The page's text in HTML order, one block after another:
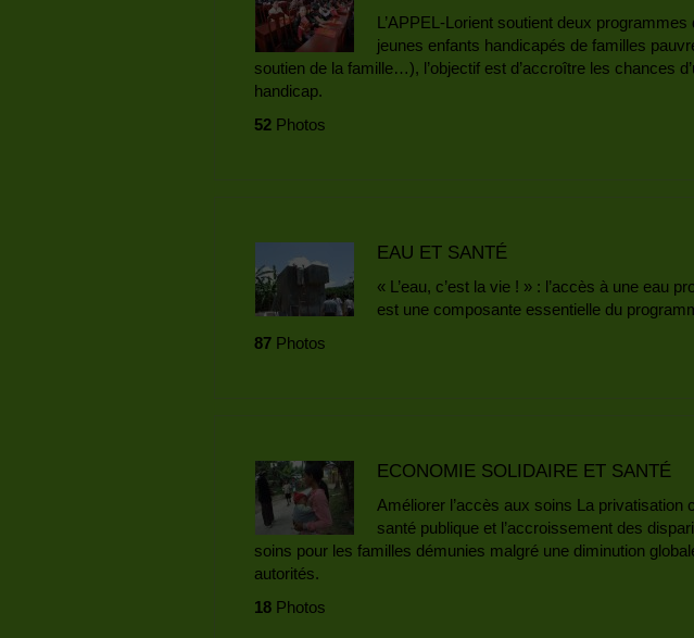
L’APPEL-Lorient soutient deux
jeunes enfants handicapés de familles
soutien de la famille…), l’objectif est d’accroître les chances
handicap.
52 Photos
EAU ET SANTÉ
« L’eau, c’est la vie ! » : l’accès à une eau
est une composante essentielle du
87 Photos
ECONOMIE SOLIDAIRE ET SANTÉ
Améliorer l’accès aux soins La
santé publique et l’accroissement des
soins pour les familles démunies malgré une diminution
autorités.
18 Photos